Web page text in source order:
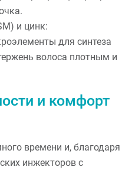
и цинк:
для синтеза
волоса плотным и
и комфорт
времени и, благодаря
инжекторов с